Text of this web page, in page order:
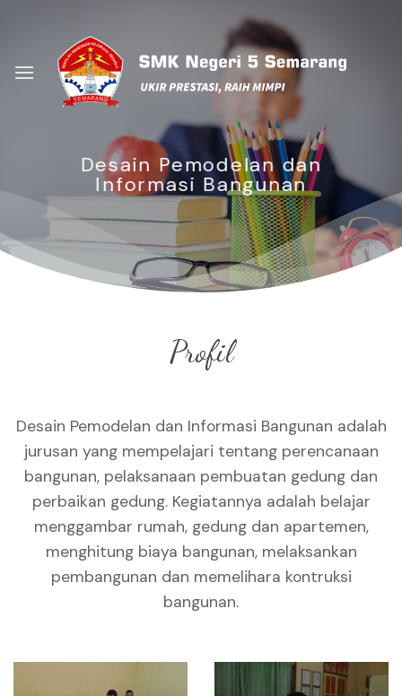
Desain Pemodelan dan
Informasi Bangunan
Profil
Desain Pemodelan dan Informasi Bangunan adalah
jurusan yang mempelajari tentang perencanaan
bangunan, pelaksanaan pembuatan gedung dan
perbaikan gedung. Kegiatannya adalah belajar
menggambar rumah, gedung dan apartemen,
menghitung biaya bangunan, melaksankan
pembangunan dan memelihara kontruksi
bangunan.